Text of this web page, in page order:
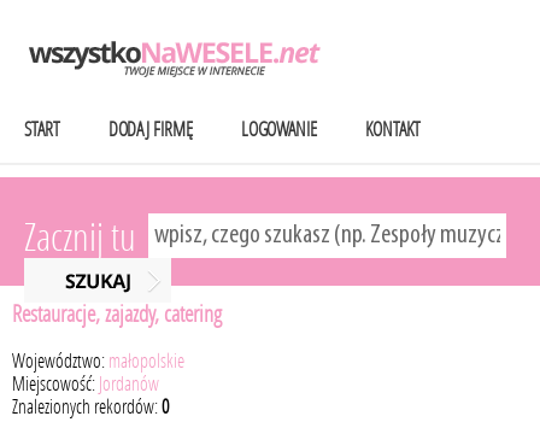
START DODAJ FIRMĘ LOGOWANIE KONTAKT
Zacznij tu
Restauracje, zajazdy, catering
Województwo: małopolskie
Miejscowość: Jordanów
Znalezionych rekordów:0